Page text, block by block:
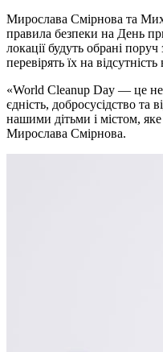
Мирослава Смірнова та
правила безпеки на День
локації будуть обрані
перевірять їх на
«World Cleanup Day — це
єдність, добросусідство та
нашими дітьми і містом,
Мирослава Смірнова.